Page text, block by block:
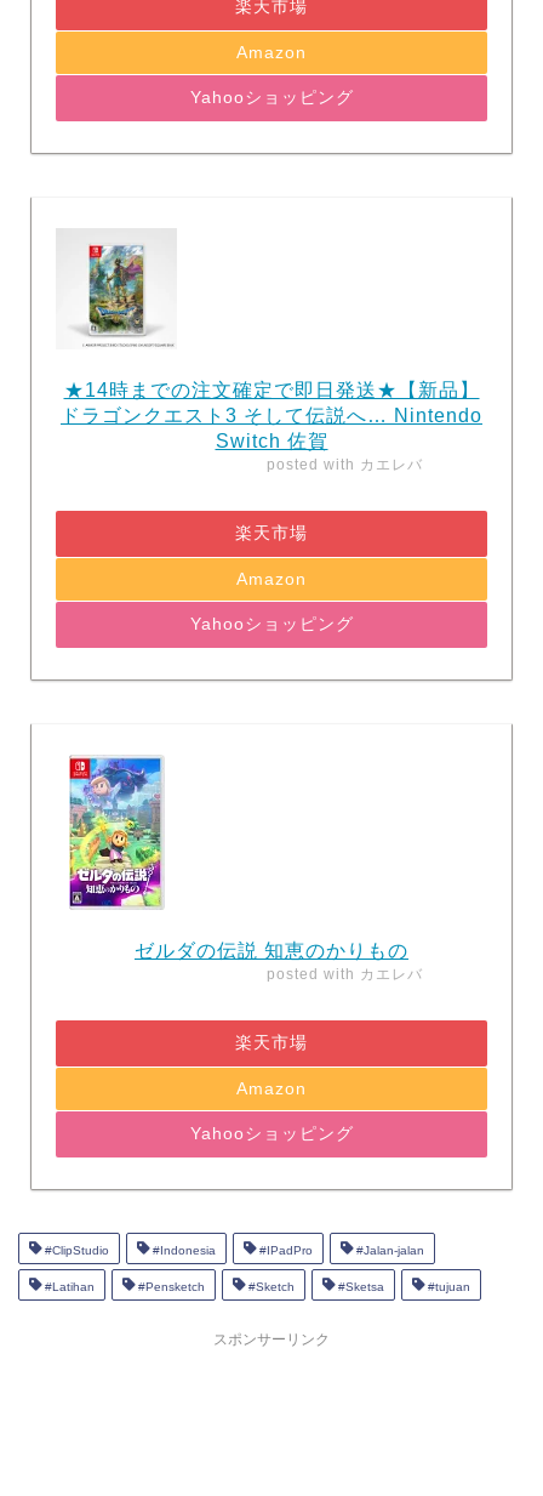
楽天市場
Amazon
Yahooショッピング
★14時までの注文確定で即日発送★【新品】
ドラゴンクエスト3 そして伝説へ… Nintendo
Switch 佐賀
posted with カエレバ
楽天市場
Amazon
Yahooショッピング
ゼルダの伝説 知恵のかりもの
posted with カエレバ
楽天市場
Amazon
Yahooショッピング
#ClipStudio #Indonesia #IPadPro #Jalan-jalan
#Latihan #Pensketch #Sketch #Sketsa #tujuan
スポンサーリンク